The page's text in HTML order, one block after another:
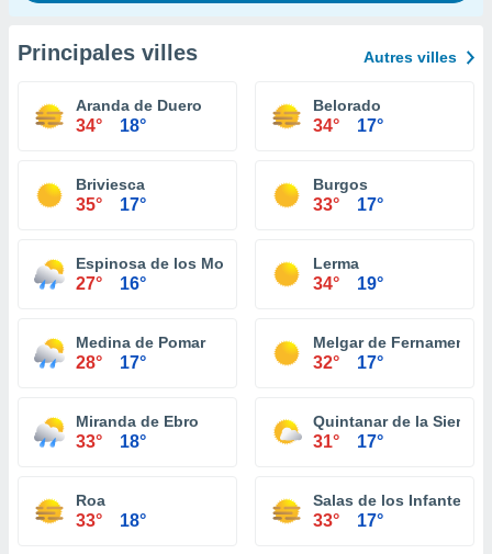
Principales villes Autres villes
Aranda de Duero
34° 18°
Belorado
34° 17°
Briviesca
35° 17°
Burgos
33° 17°
Espinosa de los Monteros
27° 16°
Lerma
34° 19°
Medina de Pomar
28° 17°
Melgar de Fernamental
32° 17°
Miranda de Ebro
33° 18°
Quintanar de la Sierra
31° 17°
Roa
33° 18°
Salas de los Infantes
33° 17°